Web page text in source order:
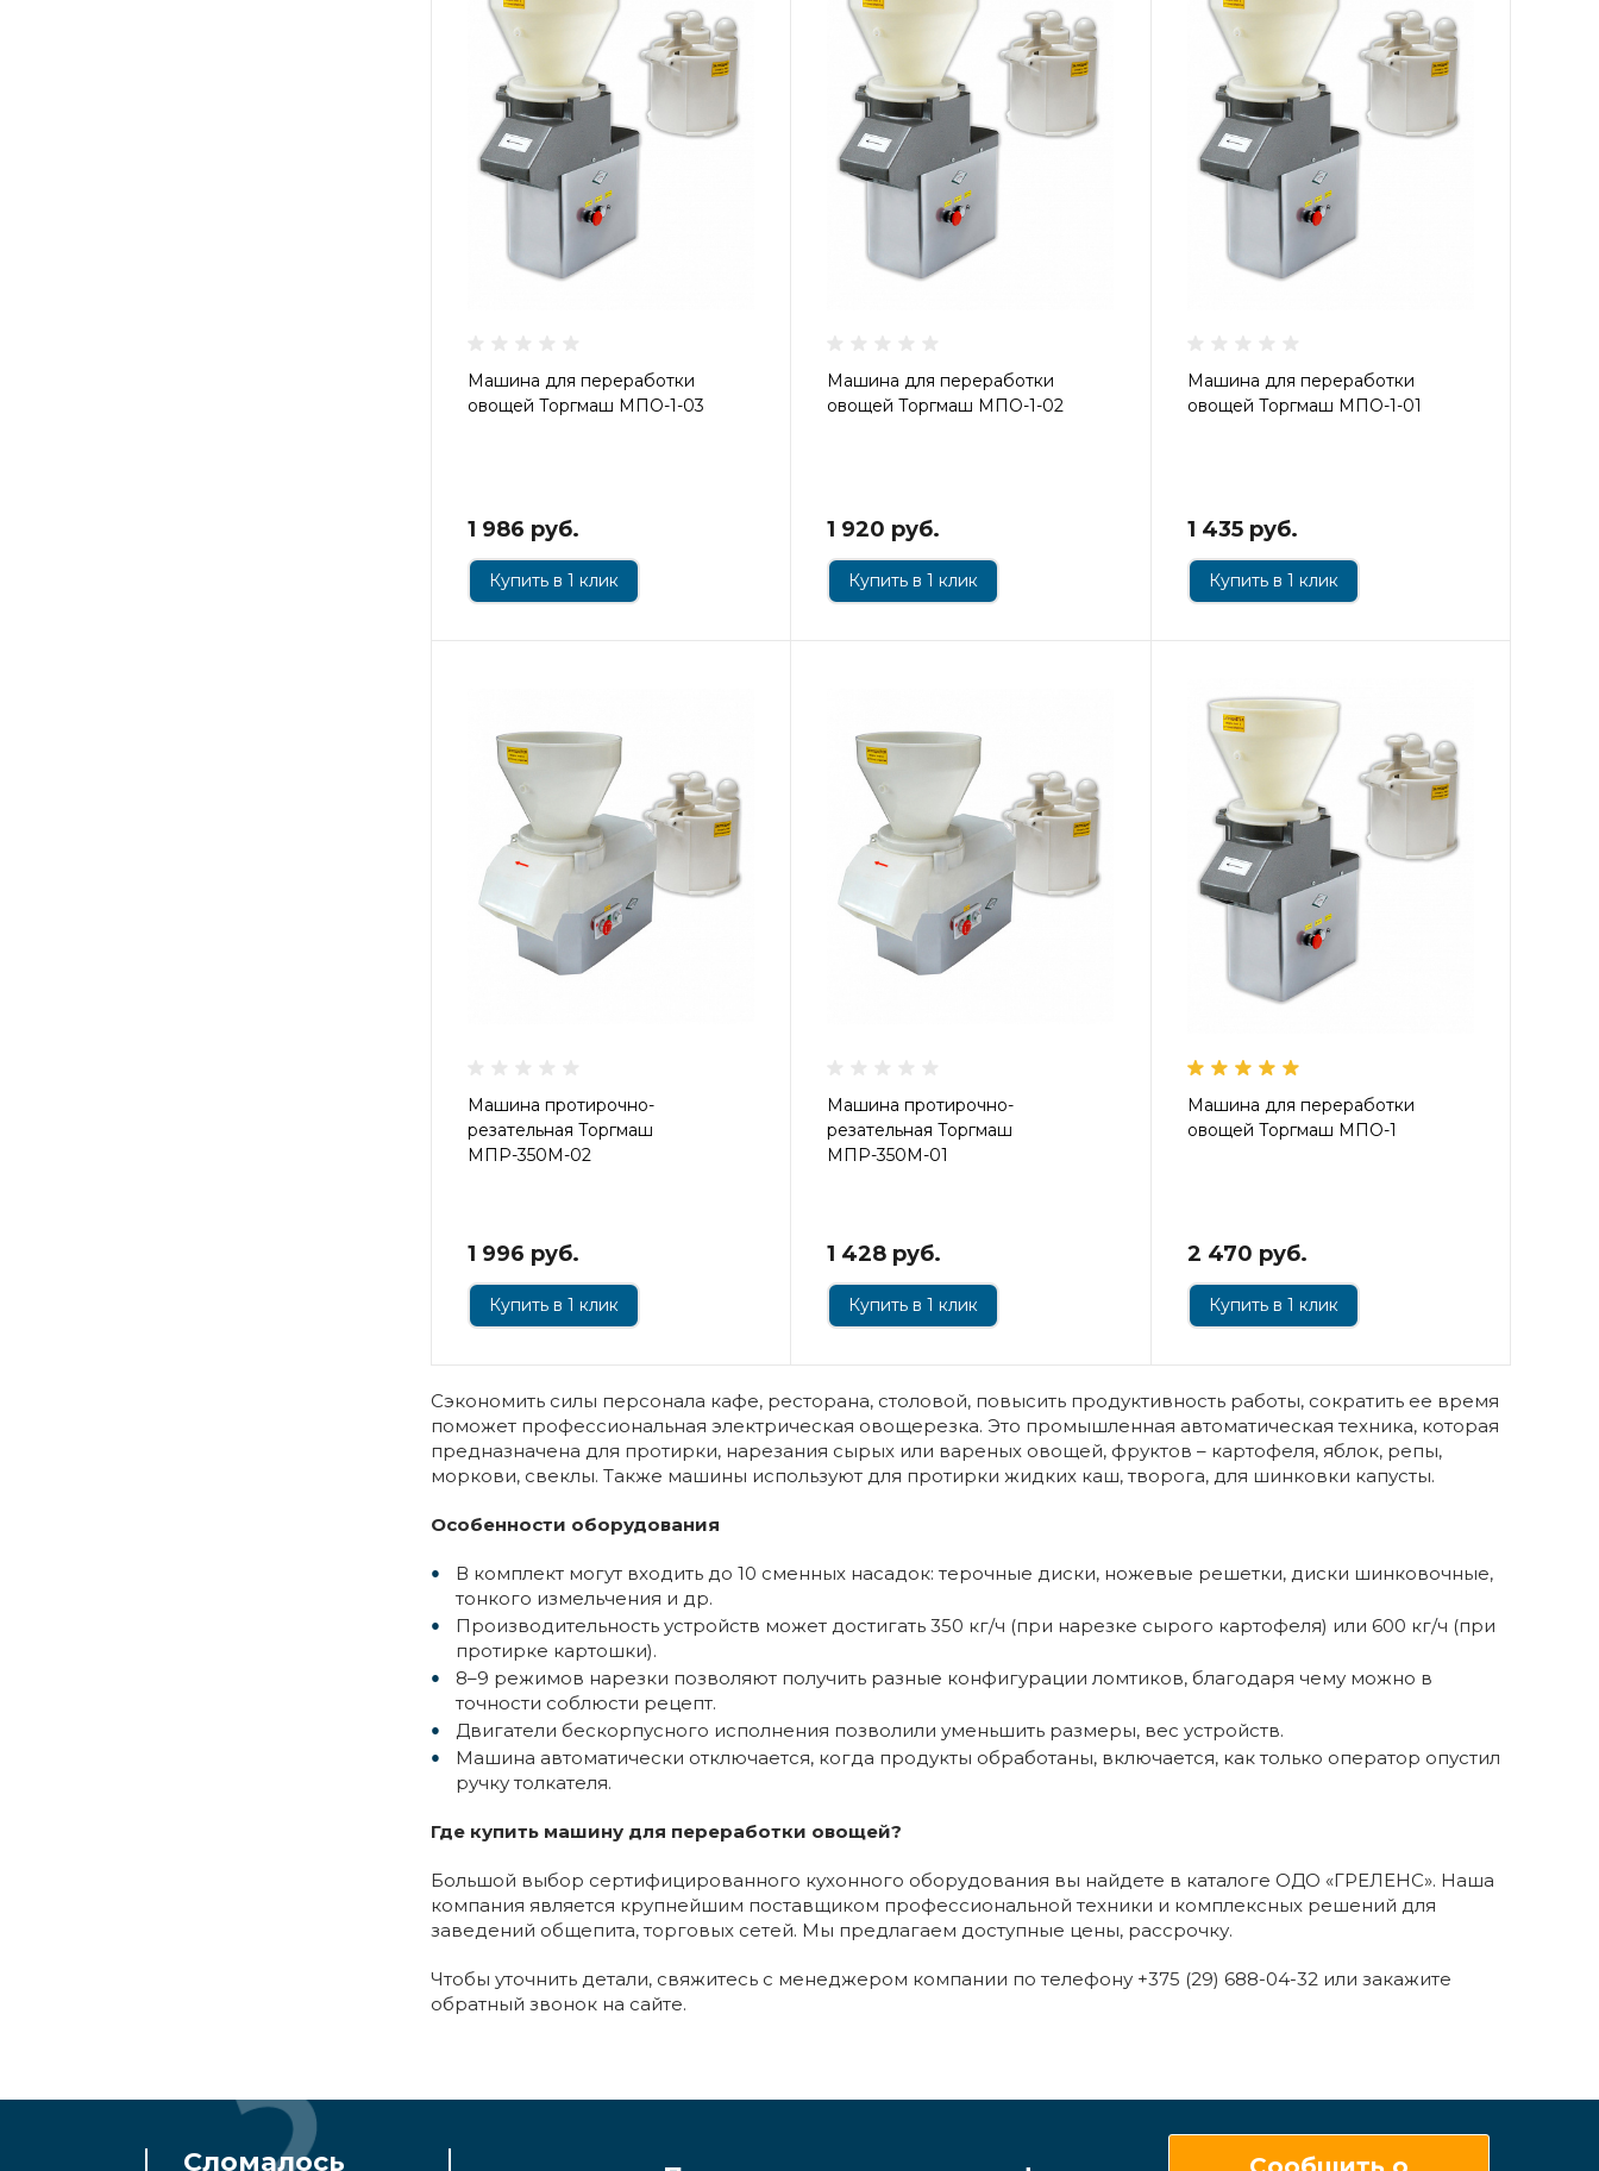
Машина для переработки
овощей Торгмаш МПО-1-03
1 986 руб.
Купить в 1 клик
Машина для переработки
овощей Торгмаш МПО-1-02
1 920 руб.
Купить в 1 клик
Машина для переработки
овощей Торгмаш МПО-1-01
1 435 руб.
Купить в 1 клик
Машина протирочно-
резательная Торгмаш
МПР-350М-02
1 996 руб.
Купить в 1 клик
Машина протирочно-
резательная Торгмаш
МПР-350М-01
1 428 руб.
Купить в 1 клик
Машина для переработки
овощей Торгмаш МПО-1
2 470 руб.
Купить в 1 клик
Сэкономить силы персонала кафе, ресторана, столовой, повысить продуктивность работы, сократить ее время
поможет профессиональная электрическая овощерезка. Это промышленная автоматическая техника, которая
предназначена для протирки, нарезания сырых или вареных овощей, фруктов – картофеля, яблок, репы,
моркови, свеклы. Также машины используют для протирки жидких каш, творога, для шинковки капусты.
Особенности оборудования
В комплект могут входить до 10 сменных насадок: терочные диски, ножевые решетки, диски шинковочные,
тонкого измельчения и др.
Производительность устройств может достигать 350 кг/ч (при нарезке сырого картофеля) или 600 кг/ч (при
протирке картошки).
8–9 режимов нарезки позволяют получить разные конфигурации ломтиков, благодаря чему можно в
точности соблюсти рецепт.
Двигатели бескорпусного исполнения позволили уменьшить размеры, вес устройств.
Машина автоматически отключается, когда продукты обработаны, включается, как только оператор опустил
ручку толкателя.
Где купить машину для переработки овощей?
Большой выбор сертифицированного кухонного оборудования вы найдете в каталоге ОДО «ГРЕЛЕНС». Наша
компания является крупнейшим поставщиком профессиональной техники и комплексных решений для
заведений общепита, торговых сетей. Мы предлагаем доступные цены, рассрочку.
Чтобы уточнить детали, свяжитесь с менеджером компании по телефону +375 (29) 688-04-32 или закажите
обратный звонок на сайте.
Сломалось